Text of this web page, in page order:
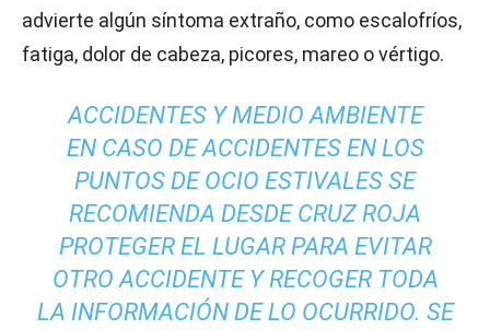
advierte algún síntoma extraño, como escalofríos,
fatiga, dolor de cabeza, picores, mareo o vértigo.
ACCIDENTES Y MEDIO AMBIENTE
EN CASO DE ACCIDENTES EN LOS
PUNTOS DE OCIO ESTIVALES SE
RECOMIENDA DESDE CRUZ ROJA
PROTEGER EL LUGAR PARA EVITAR
OTRO ACCIDENTE Y RECOGER TODA
LA INFORMACIÓN DE LO OCURRIDO. SE